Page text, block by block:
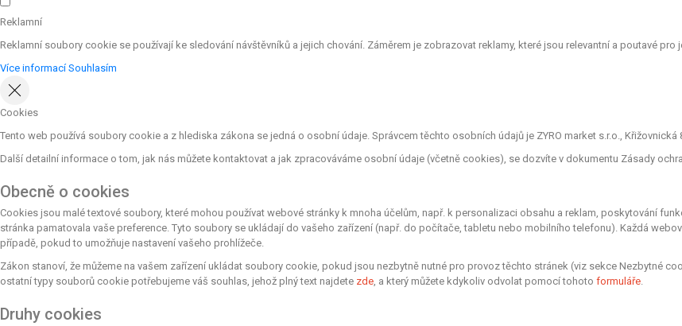
Reklamní
Reklamní soubory cookie se používají ke sledování návštěvníků a jejich chování. Záměrem je zobrazovat reklamy, které jsou relevantní a poutavé
Více informací Souhlasím
Cookies
Tento web používá soubory cookie a z hlediska zákona se jedná o osobní údaje. Správcem těchto osobních údajů je ZYRO market s.r.o., Křižovnická
Další detailní informace o tom, jak nás můžete kontaktovat a jak zpracováváme osobní údaje (včetně cookies), se dozvíte v dokumentu Zásady
Obecně o cookies
Cookies jsou malé textové soubory, které mohou používat webové stránky k mnoha účelům, např. k personalizaci obsahu a reklam, poskytování
stránka pamatovala vaše preference. Tyto soubory se ukládají do vašeho zařízení (např. do počítače, tabletu nebo mobilního telefonu). Každá
případě, pokud to umožňuje nastavení vašeho prohlížeče.
Zákon stanoví, že můžeme na vašem zařízení ukládat soubory cookie, pokud jsou nezbytně nutné pro provoz těchto stránek (viz sekce Nezbytné
ostatní typy souborů cookie potřebujeme váš souhlas, jehož plný text najdete zde , a který můžete kdykoliv odvolat pomocí tohoto formuláře
Druhy cookies